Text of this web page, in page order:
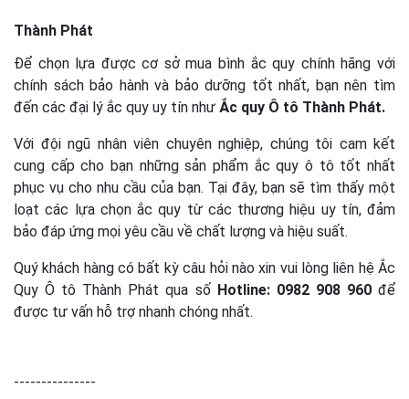
Thành Phát
Để chọn lựa được cơ sở mua bình ắc quy chính hãng với
chính sách bảo hành và bảo dưỡng tốt nhất, bạn nên tìm
đến các đại lý ắc quy uy tín như Ắc quy Ô tô Thành Phát.
Với đội ngũ nhân viên chuyên nghiệp, chúng tôi cam kết
cung cấp cho bạn những sản phẩm ắc quy ô tô tốt nhất
phục vụ cho nhu cầu của bạn. Tại đây, bạn sẽ tìm thấy một
loạt các lựa chọn ắc quy từ các thương hiệu uy tín, đảm
bảo đáp ứng mọi yêu cầu về chất lượng và hiệu suất.
Quý khách hàng có bất kỳ câu hỏi nào xin vui lòng liên hệ Ắc
Quy Ô tô Thành Phát qua số Hotline: 0982 908 960để
được tư vấn hỗ trợ nhanh chóng nhất.
---------------